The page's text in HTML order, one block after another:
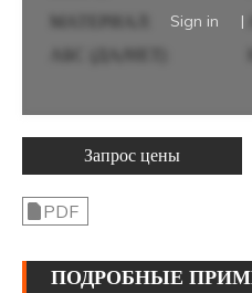
МАТЕРИАЛ:
Sign in |
Запрос цены
PDF
ПОДРОБНЫЕ